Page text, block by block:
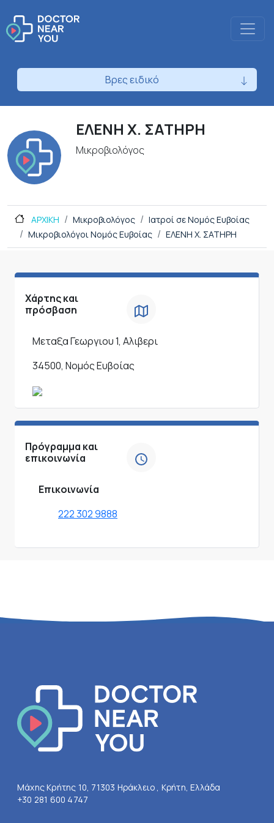
Βρες ειδικό
ΕΛΕΝΗ Χ. ΣΑΤΗΡΗ
Μικροβιολόγος
ΑΡΧΙΚΗ Μικροβιολόγος
Ιατροί σε Νομός Ευβοίας
Μικροβιολόγοι Νομός Ευβοίας
ΕΛΕΝΗ Χ. ΣΑΤΗΡΗ
Χάρτης και
πρόσβαση
Μεταξα Γεωργιου 1, Αλιβερι
34500, Νομός Ευβοίας
Πρόγραμμα και
επικοινωνία
Επικοινωνία
222 302 9888
Μάχης Κρήτης 10, 71303 Ηράκλειο , Κρήτη, Ελλάδα
+30 281 600 4747